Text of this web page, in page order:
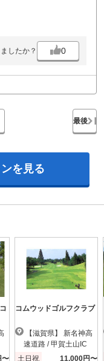
したか？ 0
最後
を見る
〜
コムウッドゴルフクラブ
速道路 / 甲賀土山IC
土日祝
11,000円〜